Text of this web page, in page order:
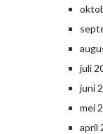
juli
juni
mei
april